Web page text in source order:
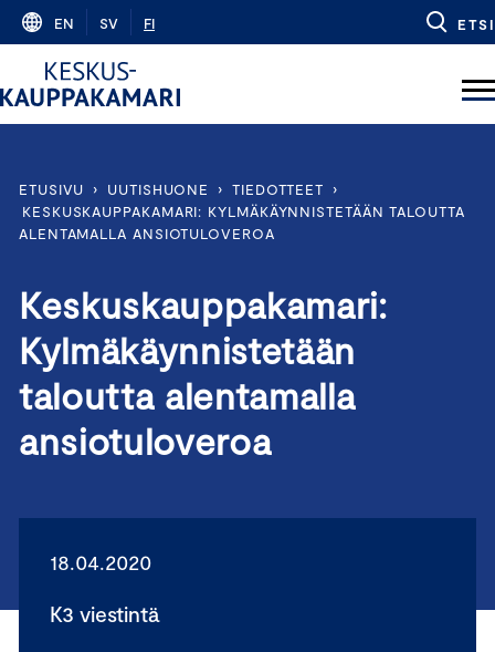
Skip
content
EN SV FI ETSI
ETUSIVU › UUTISHUONE › TIEDOTTEET
›
KESKUSKAUPPAKAMARI: KYLMÄKÄYNNISTETÄÄN TALOUTTA
ALENTAMALLA ANSIOTULOVEROA
Keskuskauppakamari:
Kylmäkäynnistetään
taloutta alentamalla
ansiotuloveroa
18.04.2020
K3 viestintä